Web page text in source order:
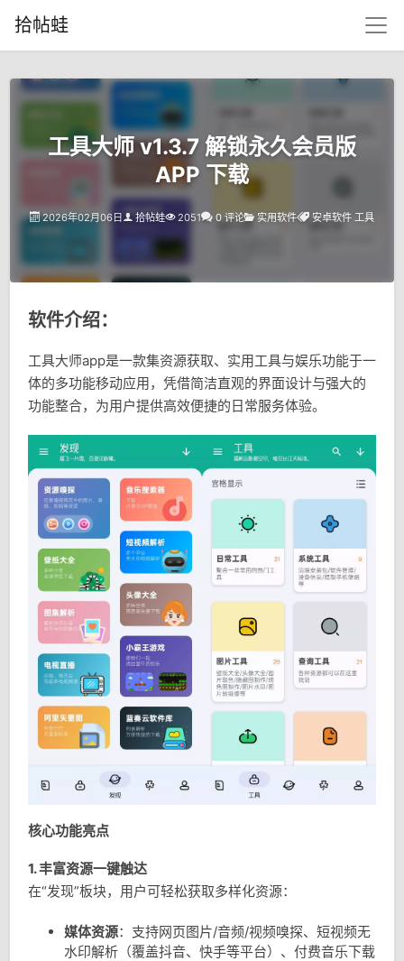
拾帖蛙
工具大师 v1.3.7 解锁永久会员版
APP 下载
2026年02月06日 拾帖蛙 2051 0 评论 实用软件 安卓软件 工具
软件介绍：
工具大师app是一款集资源获取、实用工具与娱乐功能于一
体的多功能移动应用，凭借简洁直观的界面设计与强大的
功能整合，为用户提供高效便捷的日常服务体验。
核心功能亮点
1. 丰富资源一键触达
在“发现”板块，用户可轻松获取多样化资源：
媒体资源：支持网页图片/音频/视频嗅探、短视频无
水印解析（覆盖抖音、快手等平台）、付费音乐下载